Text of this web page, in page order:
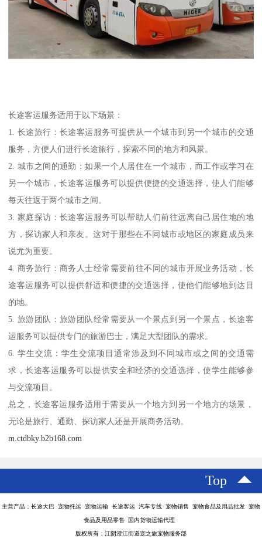
长途客运服务适用于以下场景：
1. 长途旅行：长途客运服务可提供从一个城市到另一个城市的交通
服务，方便人们进行长途旅行，探索不同的地方和风景。
2. 城市之间的通勤：如果一个人居住在一个城市，而工作或学习在
另一个城市，长途客运服务可以提供便捷的交通选择，使人们能够
每天往返于两个城市之间。
3. 家庭探访：长途客运服务可以帮助人们前往远离自己居住地的地
方，探访家人和亲友。这对于那些在不同城市或地区的家庭成员来
说尤为重要。
4. 商务旅行：商务人士经常需要前往不同的城市开展业务活动，长
途客运服务可以提供舒适和便捷的交通选择，使他们能够地到达目
的地。
5. 旅游团队：旅游团队经常需要从一个景点到另一个景点，长途客
运服务可以提供专门的旅游巴士，满足大型团队的需求。
6. 学生交流：学生交流项目通常涉及到不同城市或之间的交通需
求，长途客运服务可以提供安全和经济的交通选择，使学生能够参
与交流项目。
总之，长途客运服务适用于需要从一个地方到另一个地方的场景，
无论是旅行、通勤、探访家人还是开展商务活动。
m.ctdbky.b2b168.com
Top
主营产品：长途大巴 宠物托运 宠物运输 长途客运 汽车专线 宠物销售 宠物食品及用品批发 宠物
食品及用品零售 国内货物运输代理
版权所有：江阴澄江街道宠之旅宠物服务部